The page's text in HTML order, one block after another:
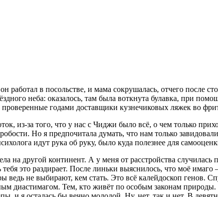
в посольстве, и мама сокрушалась, отчего после
неба: оказалось, там была воткнута булавка, при
годами доставщики кузнечиковых ляжек во
из-за того, что у нас с Чиджи было всё, о чем только
Но я предпочитала думать, что нам только
идут рука об руку, было куда полезнее для
другой континент. А у меня от расстройства случилась
это раздирает. После линьки выяснилось, что моё
не выбирают, кем стать. Это всё калейдоскоп генов.
диастимагом. Тем, кто живёт по особым законам